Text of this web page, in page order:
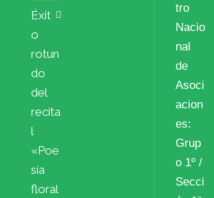
Éxit
o
rotun
do
del
recita
l
«Poe
sía
floral
tro
Nacio
nal
de
Asoci
acion
es:
Grup
o 1º /
Secci